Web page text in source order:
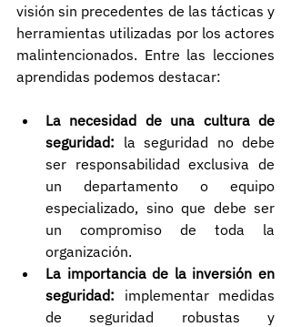
visión sin precedentes de las tácticas y
herramientas utilizadas por los actores
malintencionados. Entre las lecciones
aprendidas podemos destacar:
La necesidad de una cultura de
seguridad: la seguridad no debe
ser responsabilidad exclusiva de
un departamento o equipo
especializado, sino que debe ser
un compromiso de toda la
organización.
La importancia de la inversión en
seguridad: implementar medidas
de seguridad robustas y